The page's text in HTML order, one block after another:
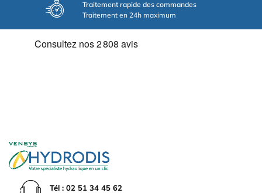
Traitement rapide des commandes
Traitement en 24h maximum
Tél : 02 51 34 45 62